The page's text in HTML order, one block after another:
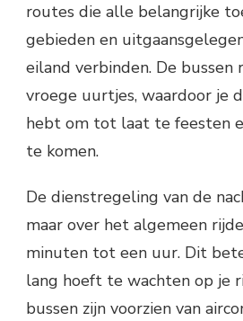
routes die alle belangrijke
gebieden en
eiland verbinden. De
vroege uurtjes, waardoor je
hebt om tot laat te feesten
te komen.
De dienstregeling van de
maar over het algemeen
minuten tot een uur. Dit
lang hoeft te wachten op je
bussen zijn voorzien van